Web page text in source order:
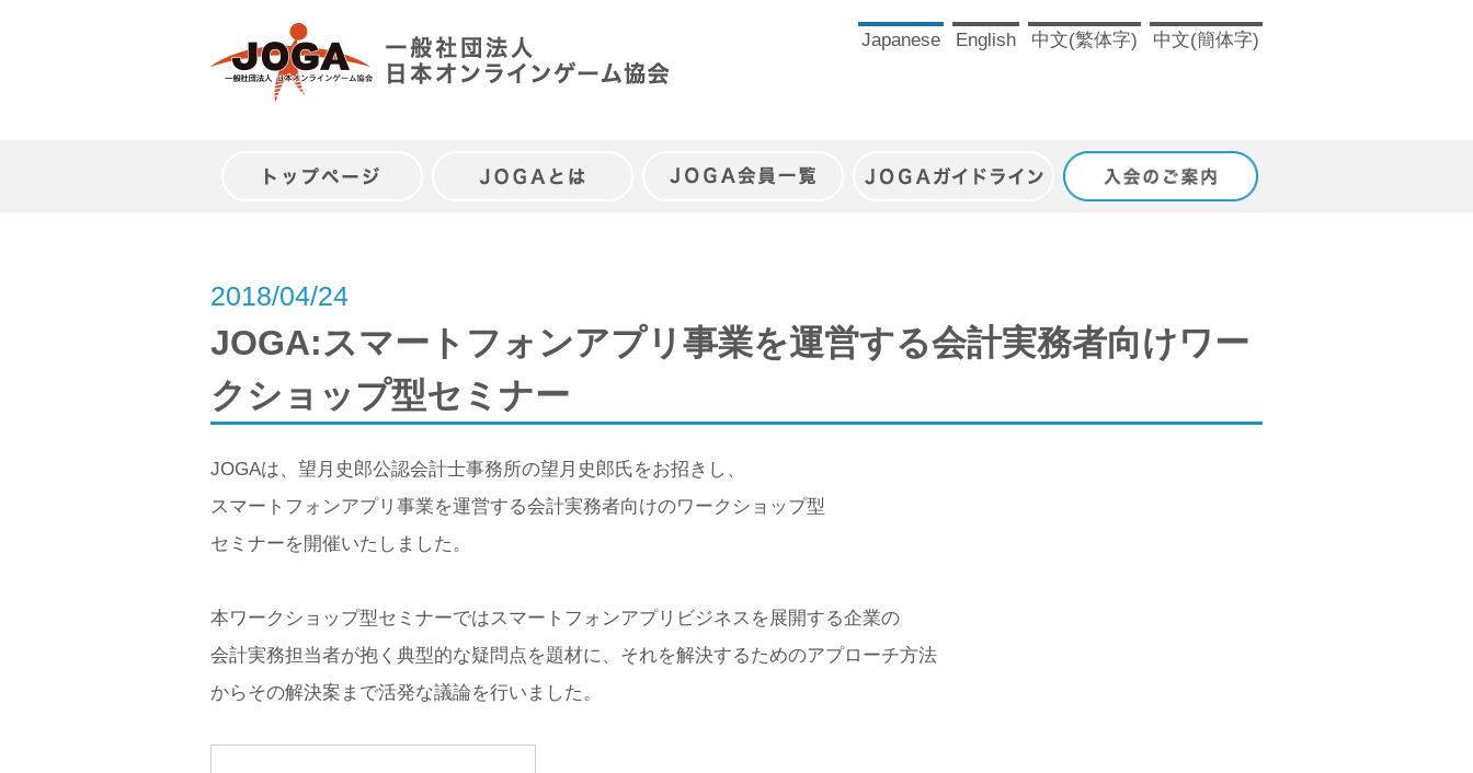
Japanese English 中文(繁体字) 中文(簡体字)
トップページ JOGAとは JOGA会員一覧 JOGAガイドライン 入会のご案内
2018/04/24
JOGA:スマートフォンアプリ事業を運営する会計実務者向けワー
クショップ型セミナー
JOGAは、望月史郎公認会計士事務所の望月史郎氏をお招きし、
スマートフォンアプリ事業を運営する会計実務者向けのワークショップ型
セミナーを開催いたしました。
本ワークショップ型セミナーではスマートフォンアプリビジネスを展開する企業の
会計実務担当者が抱く典型的な疑問点を題材に、それを解決するためのアプローチ方法
からその解決案まで活発な議論を行いました。